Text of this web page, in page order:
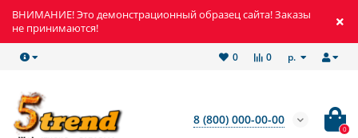
ВНИМАНИЕ! Это демонстрационный образец сайта! Заказы
не принимаются!
р.
0
0
8 (800) 000-00-00
0